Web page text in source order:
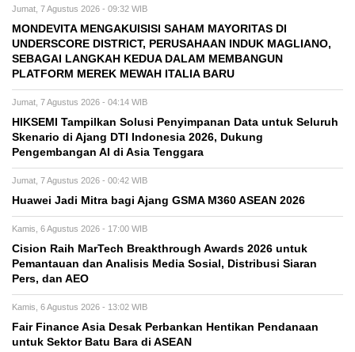
Jumat, 7 Agustus 2026 - 09:32 WIB
MONDEVITA MENGAKUISISI SAHAM MAYORITAS DI
UNDERSCORE DISTRICT, PERUSAHAAN INDUK MAGLIANO,
SEBAGAI LANGKAH KEDUA DALAM MEMBANGUN
PLATFORM MEREK MEWAH ITALIA BARU
Jumat, 7 Agustus 2026 - 04:14 WIB
HIKSEMI Tampilkan Solusi Penyimpanan Data untuk Seluruh
Skenario di Ajang DTI Indonesia 2026, Dukung
Pengembangan AI di Asia Tenggara
Jumat, 7 Agustus 2026 - 00:42 WIB
Huawei Jadi Mitra bagi Ajang GSMA M360 ASEAN 2026
Kamis, 6 Agustus 2026 - 17:00 WIB
Cision Raih MarTech Breakthrough Awards 2026 untuk
Pemantauan dan Analisis Media Sosial, Distribusi Siaran
Pers, dan AEO
Kamis, 6 Agustus 2026 - 13:02 WIB
Fair Finance Asia Desak Perbankan Hentikan Pendanaan
untuk Sektor Batu Bara di ASEAN